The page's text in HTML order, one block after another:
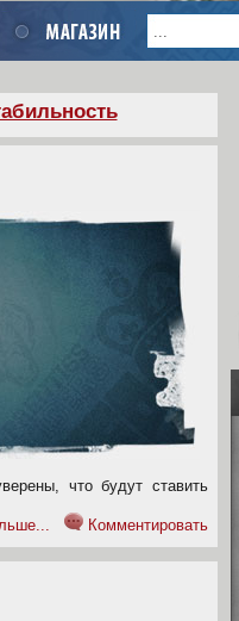
что будут ставить
Комментировать